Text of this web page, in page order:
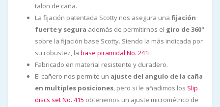
talon de caña.
La fijación patentada Scotty nos asegura una fijación
fuerte y segura además de permitirnos el giro de 360º
sobre la fijación base Scotty. Siendo la más indicada por
su robustez, la base piramidal No. 241L
Fabricado en material resistente y duradero.
El cañero nos permite un ajuste del angulo de la caña
en multiples posiciones, pero si le añadimos los Slip
discs set No. 415 obtenemos un ajuste micrométrico de